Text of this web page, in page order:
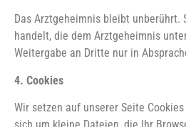
Das Arztgeheimnis bleibt unberührt.
handelt, die dem Arztgeheimnis
Weitergabe an Dritte nur in
4. Cookies
Wir setzen auf unserer Seite